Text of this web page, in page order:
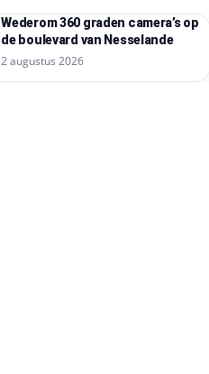
Wederom 360 graden camera’s op
de boulevard van Nesselande
2 augustus 2026